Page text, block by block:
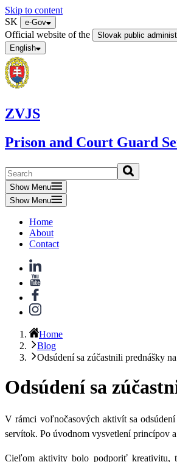
Skip to content
SK
e-Gov
Official website of the
Slovak public
English
ZVJS
Prison and Court Guard
Show Menu
Show Menu
Home
About
Contact
Home
Blog
Odsúdení sa zúčastnili prednášky
Odsúdení sa
V rámci voľnočasových aktivít sa
servítok. Po úvodnom vysvetlení princípov
Cieľom aktivity bolo podporiť kreativitu,